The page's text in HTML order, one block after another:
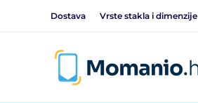
Dostava Vrste stakla i dimenzije